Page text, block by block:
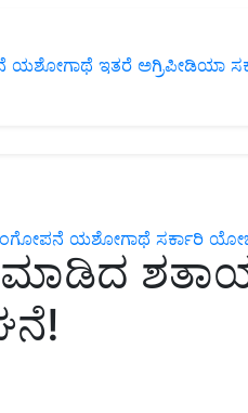
ಯಶೋಗಾಥೆ ಇತರೆ ಅಗ್ರಿಪೀಡಿಯಾ
ಯಶೋಗಾಥೆ ಸರ್ಕಾರಿ